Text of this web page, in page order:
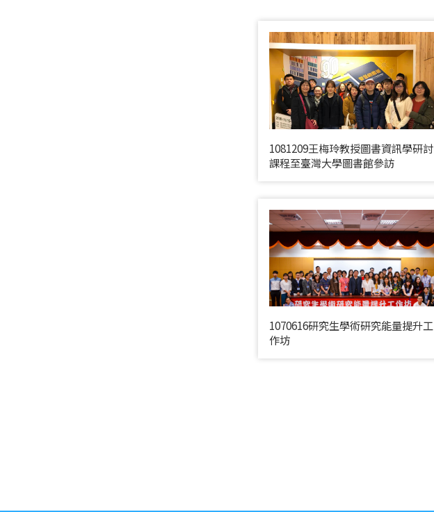
1081209王梅玲教授圖書資訊學研討
課程至臺灣大學圖書館參訪
1070616研究生學術研究能量提升工
作坊